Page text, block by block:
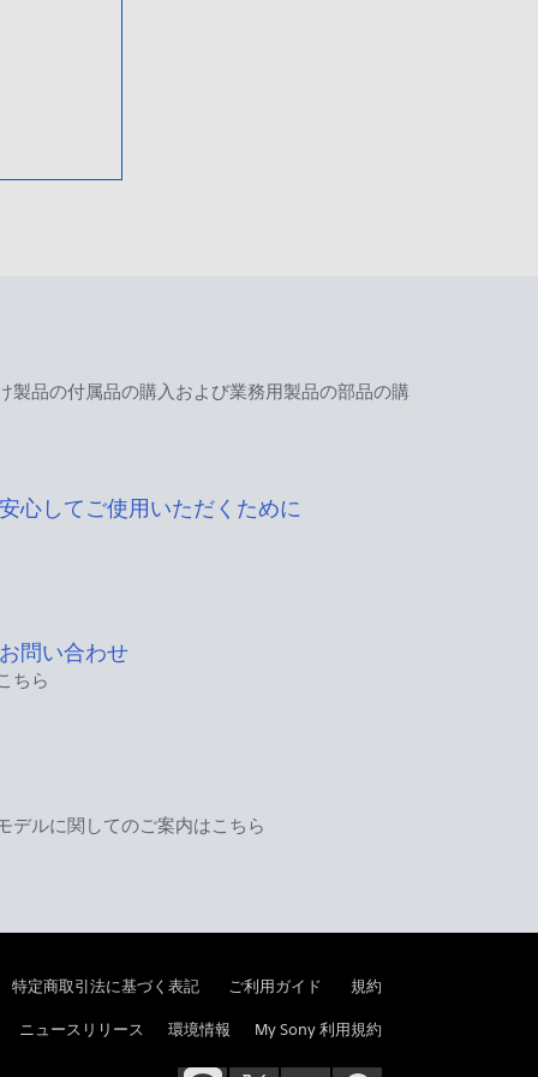
製品の付属品の購入および業務用製品の部品の購
心してご使用いただくために
問い合わせ
ちら
デルに関してのご案内はこちら
特定商取引法に基づく表記 ご利用ガイド 規約
ニュースリリース 環境情報 My Sony 利用規約